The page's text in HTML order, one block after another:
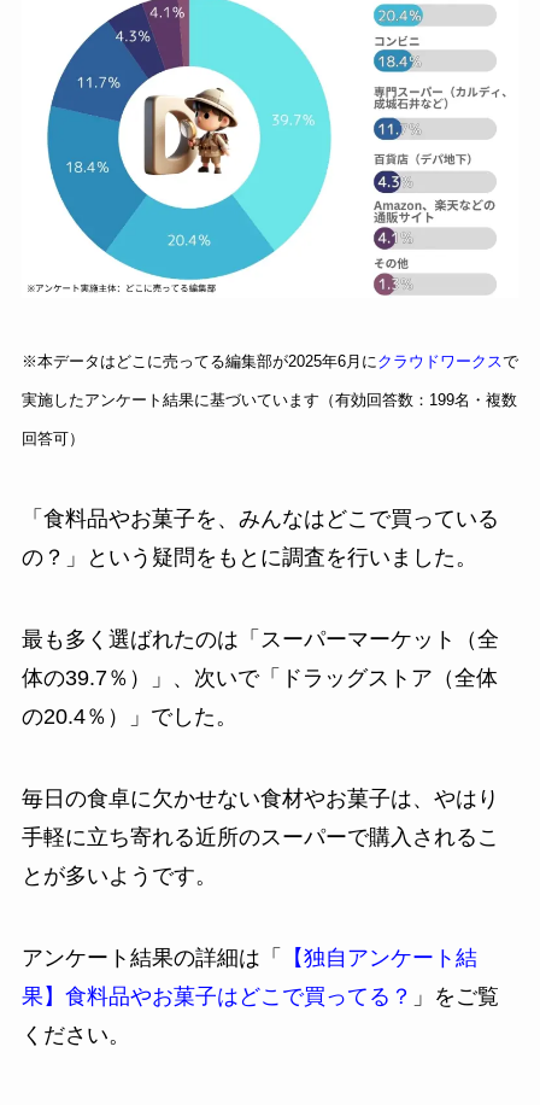
※本データはどこに売ってる編集部が2025年6月にクラウドワークスで
実施したアンケート結果に基づいています（有効回答数：199名・複数
回答可）
「食料品やお菓子を、みんなはどこで買っている
の？」という疑問をもとに調査を行いました。
最も多く選ばれたのは「スーパーマーケット（全
体の39.7％）」、次いで「ドラッグストア（全体
の20.4％）」でした。
毎日の食卓に欠かせない食材やお菓子は、やはり
手軽に立ち寄れる近所のスーパーで購入されるこ
とが多いようです。
アンケート結果の詳細は「
【独自アンケート結
果】食料品やお菓子はどこで買ってる？ 」をご覧
ください。